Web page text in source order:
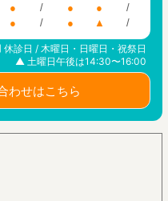
●
●
/
/
●
●
●
▲
/
/
休診日 / 木曜日・日曜日・祝祭日
▲ 土曜日午後は14:30〜16:00
わせはこちら